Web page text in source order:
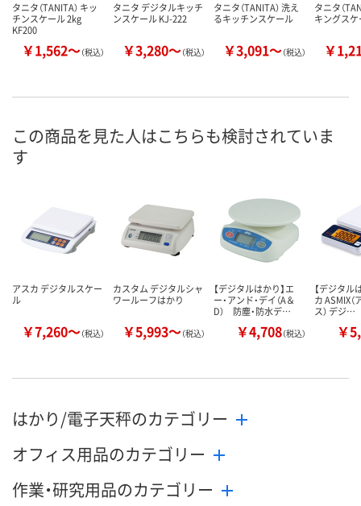
タニタ（TANITA） キッ
チンスケール 2kg
KF200
￥1,562～（税込）
タニタ デジタルキッチ
ンスケール KJ-222
￥3,280～（税込）
タニタ（TANITA） 洗え
るキッチンスケール
￥3,091～（税込）
タニタ（
キングス
￥
この商品を見た人はこちらも検討されていま
す
アスカ デジタルスケー
ル
￥7,260～（税込）
カスタム デジタルシャ
ワールーフはかり
￥5,993～（税込）
【デジタルはかり】エ
ー・アンド・デイ（A＆
D） 防塵・防水デ…
￥4,708（税込）
【デジタル
カ ASMIX
ス） デジ…
￥
はかり/電子天秤のカテゴリー
オフィス用品のカテゴリー
作業・研究用品のカテゴリー